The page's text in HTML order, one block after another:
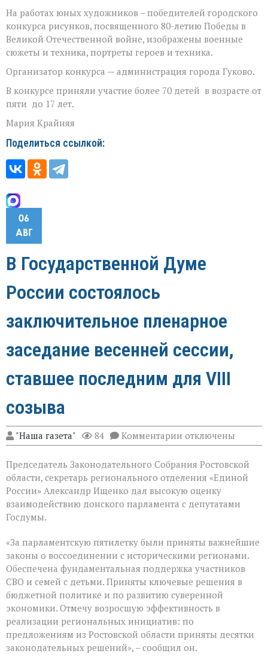
На работах юных художников – победителей городского
конкурса рисунков, посвященного 80-летию Победы в
Великой Отечественной войне, изображены военные
сюжеты и техника, портреты героев и техника.
Организатор конкурса — администрация города Гуково.
В конкурсе приняли участие более 70 детей в возрасте от
пяти до 17 лет.
Мария Крайняя
Поделиться ссылкой:
06
АВГ
В Государственной Думе
России состоялось
заключительное пленарное
заседание весенней сессии,
ставшее последним для VIII
созыва
"Наша газета" 84 Комментарии к
записи
Государственной
Думе
состоялось
заключительное
сессии,
ставшее
последним
для
VIII
созыва
отключены
Председатель Законодательного Собрания Ростовской
области, секретарь регионального отделения «Единой
России» Александр Ищенко дал высокую оценку
взаимодействию донского парламента с депутатами
Госдумы.
«За парламентскую пятилетку были приняты важнейшие
законы о воссоединении с историческими регионами.
Обеспечена фундаментальная поддержка участников
СВО и семей с детьми. Приняты ключевые решения в
бюджетной политике и по развитию суверенной
экономики. Отмечу возросшую эффективность в
реализации региональных инициатив: по
предложениям из Ростовской области приняты десятки
законодательных решений», – сообщил он.